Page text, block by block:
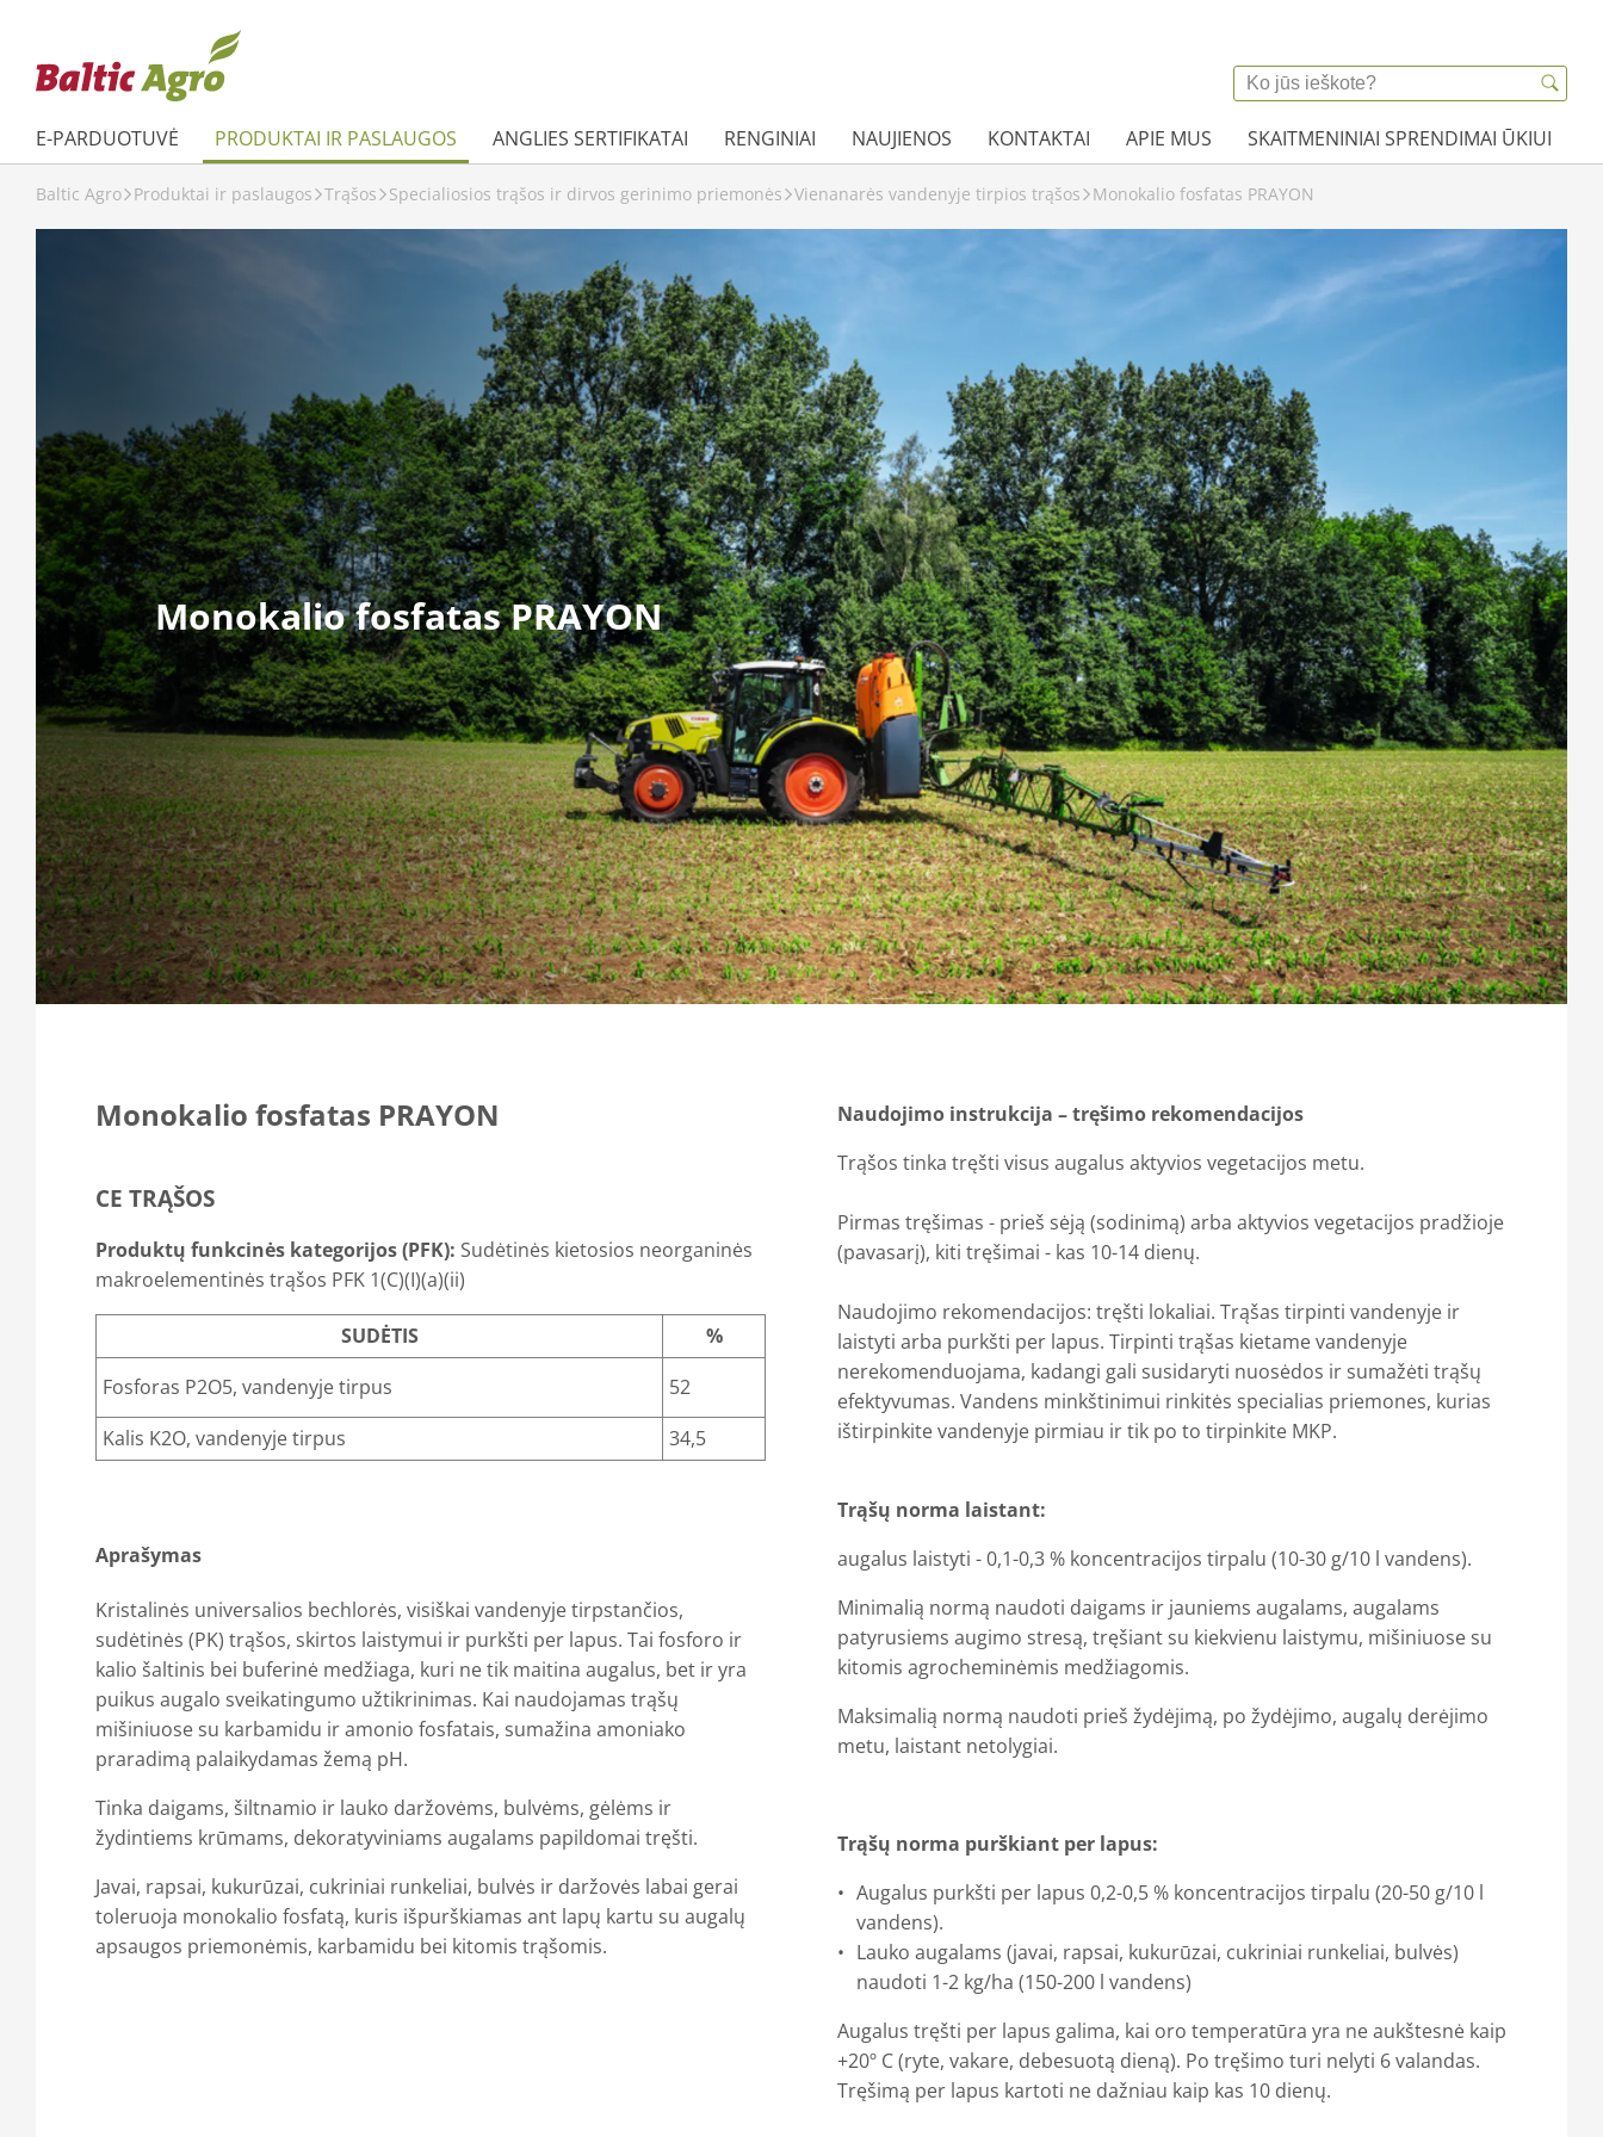
E-PARDUOTUVĖ PRODUKTAI IR PASLAUGOS ANGLIES SERTIFIKATAI RENGINIAI NAUJIENOS KONTAKTAI APIE MUS SKAITMENINIAI SPRENDIMAI ŪKIUI
Baltic Agro Produktai ir paslaugos Trąšos Specialiosios trąšos ir dirvos gerinimo priemonės Vienanarės vandenyje tirpios trąšos Monokalio fosfatas PRAYON
Monokalio fosfatas PRAYON
Monokalio fosfatas PRAYON
CE TRĄŠOS
Produktų funkcinės kategorijos (PFK): Sudėtinės kietosios neorganinės
makroelementinės trąšos PFK 1(C)(I)(a)(ii)
SUDĖTIS
%
Fosforas P2O5, vandenyje tirpus
52
Kalis K2O, vandenyje tirpus
34,5
Aprašymas
Kristalinės universalios bechlorės, visiškai vandenyje tirpstančios,
sudėtinės (PK) trąšos, skirtos laistymui ir purkšti per lapus. Tai fosforo ir
kalio šaltinis bei buferinė medžiaga, kuri ne tik maitina augalus, bet ir yra
puikus augalo sveikatingumo užtikrinimas. Kai naudojamas trąšų
mišiniuose su karbamidu ir amonio fosfatais, sumažina amoniako
praradimą palaikydamas žemą pH.
Tinka daigams, šiltnamio ir lauko daržovėms, bulvėms, gėlėms ir
žydintiems krūmams, dekoratyviniams augalams papildomai tręšti.
Javai, rapsai, kukurūzai, cukriniai runkeliai, bulvės ir daržovės labai gerai
toleruoja monokalio fosfatą, kuris išpurškiamas ant lapų kartu su augalų
apsaugos priemonėmis, karbamidu bei kitomis trąšomis.
Naudojimo instrukcija – tręšimo rekomendacijos
Trąšos tinka tręšti visus augalus aktyvios vegetacijos metu.
Pirmas tręšimas - prieš sėją (sodinimą) arba aktyvios vegetacijos pradžioje
(pavasarį), kiti tręšimai - kas 10-14 dienų.
Naudojimo rekomendacijos: tręšti lokaliai. Trąšas tirpinti vandenyje ir
laistyti arba purkšti per lapus. Tirpinti trąšas kietame vandenyje
nerekomenduojama, kadangi gali susidaryti nuosėdos ir sumažėti trąšų
efektyvumas. Vandens minkštinimui rinkitės specialias priemones, kurias
ištirpinkite vandenyje pirmiau ir tik po to tirpinkite MKP.
Trąšų norma laistant:
augalus laistyti - 0,1-0,3 % koncentracijos tirpalu (10-30 g/10 l vandens).
Minimalią normą naudoti daigams ir jauniems augalams, augalams
patyrusiems augimo stresą, tręšiant su kiekvienu laistymu, mišiniuose su
kitomis agrocheminėmis medžiagomis.
Maksimalią normą naudoti prieš žydėjimą, po žydėjimo, augalų derėjimo
metu, laistant netolygiai.
Trąšų norma purškiant per lapus:
Augalus purkšti per lapus 0,2-0,5 % koncentracijos tirpalu (20-50 g/10 l
vandens).
Lauko augalams (javai, rapsai, kukurūzai, cukriniai runkeliai, bulvės)
naudoti 1-2 kg/ha (150-200 l vandens)
Augalus tręšti per lapus galima, kai oro temperatūra yra ne aukštesnė kaip
+20º C (ryte, vakare, debesuotą dieną). Po tręšimo turi nelyti 6 valandas.
Tręšimą per lapus kartoti ne dažniau kaip kas 10 dienų.